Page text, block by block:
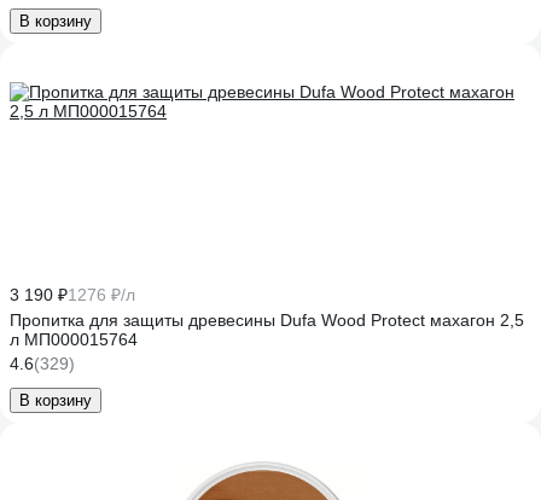
В корзину
3 190 ₽1276 ₽/л
Пропитка для защиты древесины Dufa Wood Protect махагон 2,5
л МП000015764
4.6(329)
В корзину